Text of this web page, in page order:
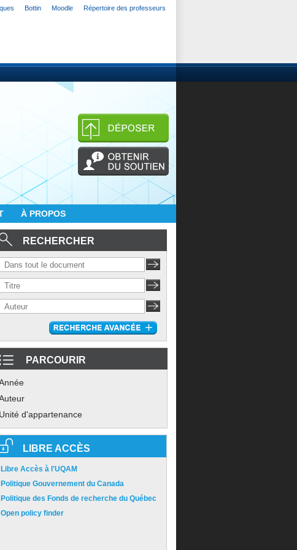
Bottin Moodle Répertoire des professeurs
À PROPOS
RECHERCHER
PARCOURIR
Unité d'appartenance
LIBRE ACCÈS
Libre Accès à l'UQAM
Politique Gouvernement du Canada
Politique des Fonds de recherche du Québec
Open policy finder